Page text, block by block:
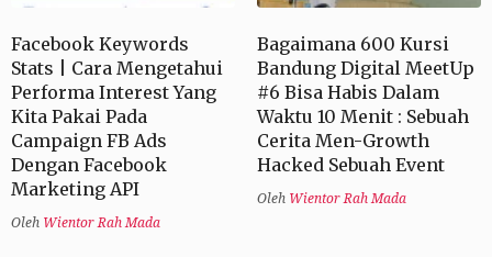
Facebook Keywords
Stats | Cara Mengetahui
Performa Interest Yang
Kita Pakai Pada
Campaign FB Ads
Dengan Facebook
Marketing API
Oleh Wientor Rah Mada
Bagaimana 600 Kursi
Bandung Digital MeetUp
#6 Bisa Habis Dalam
Waktu 10 Menit : Sebuah
Cerita Men-Growth
Hacked Sebuah Event
Oleh Wientor Rah Mada